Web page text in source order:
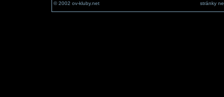
© 2002 ov-kluby.net stránky